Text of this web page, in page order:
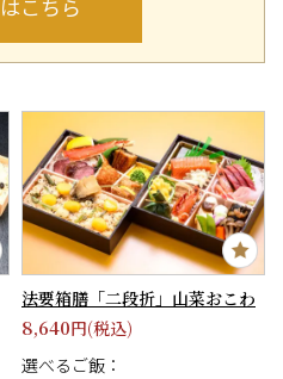
こちら
法要箱膳「二段折」山菜おこわ
8,640円(税込)
選べるご飯：